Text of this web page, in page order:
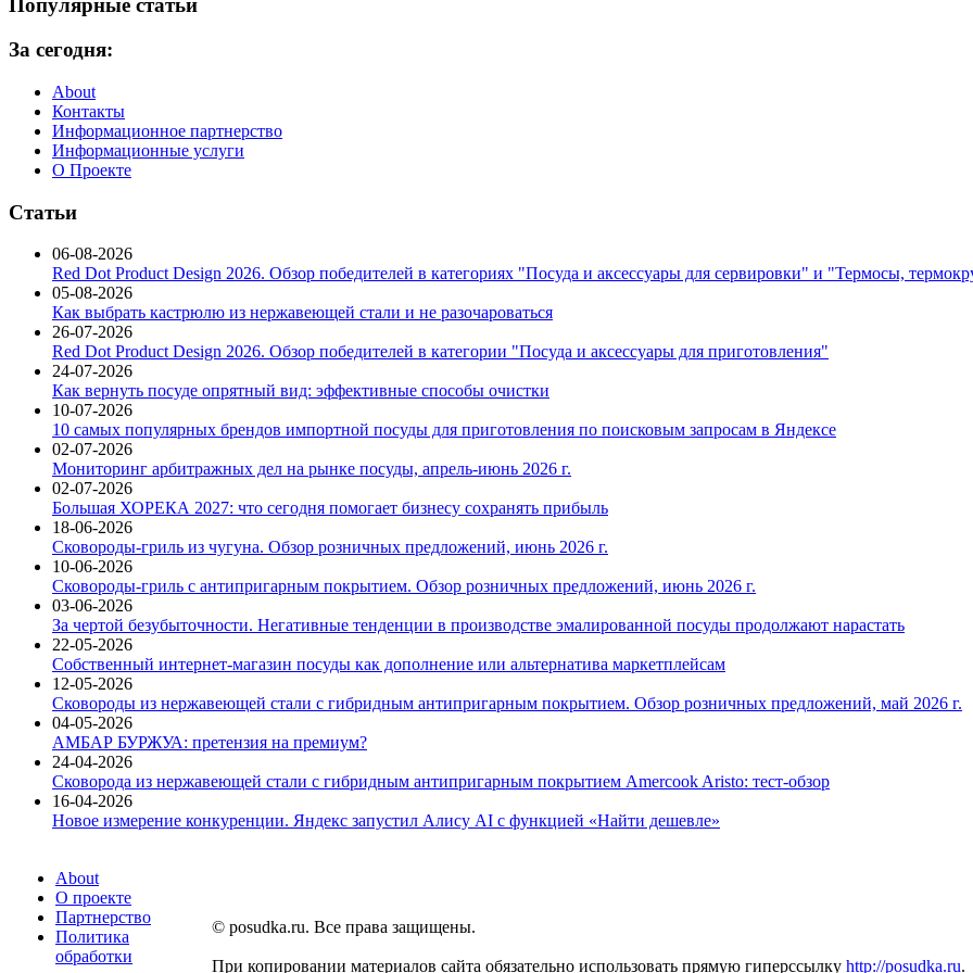
Популярные статьи
За сегодня:
About
Контакты
Информационное партнерство
Информационные услуги
О Проекте
Статьи
06-08-2026
Red Dot Product Design 2026. Обзор победителей в категориях "Посуда и аксессуары для сервировки" и "Термосы,
05-08-2026
Как выбрать кастрюлю из нержавеющей стали и не разочароваться
26-07-2026
Red Dot Product Design 2026. Обзор победителей в категории "Посуда и аксессуары для приготовления"
24-07-2026
Как вернуть посуде опрятный вид: эффективные способы очистки
10-07-2026
10 самых популярных брендов импортной посуды для приготовления по поисковым запросам в Яндексе
02-07-2026
Мониторинг арбитражных дел на рынке посуды, апрель-июнь 2026 г.
02-07-2026
Большая ХОРЕКА 2027: что сегодня помогает бизнесу сохранять прибыль
18-06-2026
Сковороды-гриль из чугуна. Обзор розничных предложений, июнь 2026 г.
10-06-2026
Сковороды-гриль с антипригарным покрытием. Обзор розничных предложений, июнь 2026 г.
03-06-2026
За чертой безубыточности. Негативные тенденции в производстве эмалированной посуды продолжают нарастать
22-05-2026
Собственный интернет-магазин посуды как дополнение или альтернатива маркетплейсам
12-05-2026
Сковороды из нержавеющей стали с гибридным антипригарным покрытием. Обзор розничных предложений, май 2026 г.
04-05-2026
АМБАР БУРЖУА: претензия на премиум?
24-04-2026
Сковорода из нержавеющей стали с гибридным антипригарным покрытием Amercook Aristo: тест-обзор
16-04-2026
Новое измерение конкуренции. Яндекс запустил Алису AI с функцией «Найти дешевле»
About
О проекте
Партнерство
Политика
обработки
© posudka.ru. Все права защищены.
При копировании материалов сайта обязательно использовать прямую гиперссылку http://posudka.ru.